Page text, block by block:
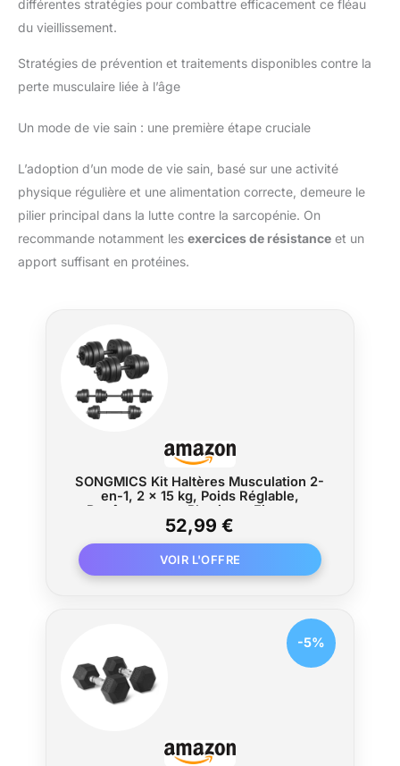
différentes stratégies pour combattre efficacement ce fléau
du vieillissement.
Stratégies de prévention et traitements disponibles contre la
perte musculaire liée à l’âge
Un mode de vie sain : une première étape cruciale
L’adoption d’un mode de vie sain, basé sur une activité
physique régulière et une alimentation correcte, demeure le
pilier principal dans la lutte contre la sarcopénie. On
recommande notamment les exercices de résistance et un
apport suffisant en protéines.
SONGMICS Kit Haltères Musculation 2-
en-1, 2 x 15 kg, Poids Réglable,
Revêtement en Plastique, Fitnesse,
Musculation, à la Maison, avec Barre
d’Extension Supplémentaire en Acier,
Noir d'Encre SYL30HBK
52,99 €
-5%